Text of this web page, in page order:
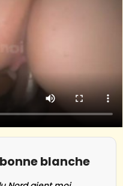
blanche